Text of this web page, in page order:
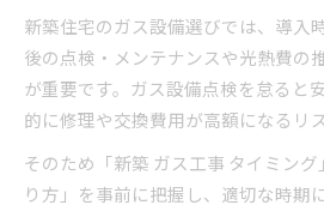
新築住宅のガス設備選びでは、導入
後の点検・メンテナンスや光熱費の
が重要です。ガス設備点検を怠ると
的に修理や交換費用が高額になるリ
そのため「新築 ガス工事 タイミン
り方」を事前に把握し、適切な時期